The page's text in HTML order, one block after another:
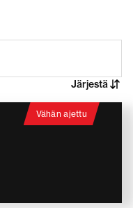
Järjestä
Vähän ajettu